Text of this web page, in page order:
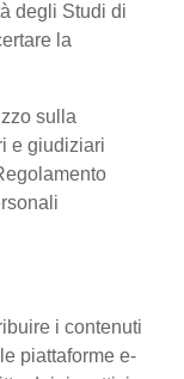
degli Studi di
la
sulla
e giudiziari
i contenuti
piattaforme e-